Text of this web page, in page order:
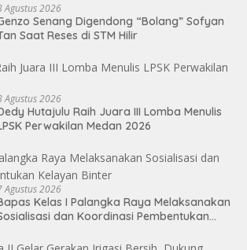
Agustus 2026
Senang Digendong “Bolang” Sofyan
Saat Reses di STM Hilir
Agustus 2026
Hutajulu Raih Juara III Lomba Menulis
Perwakilan Medan 2026
Agustus 2026
Kelas I Palangka Raya Melaksanakan
dan Koordinasi Pembentukan